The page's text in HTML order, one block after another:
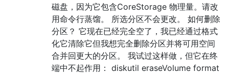
磁盘，因为它包含CoreStorage 物理量。请改
用命令行蒸馏。 所选分区不会更改。 如何删除
分区？ 它现在已经完全空了，我已经通过格式
化它清除它但我想完全删除分区并将可用空间
合并回更大的分区。 我试过这样做，但它在终
端中不起作用： diskutil eraseVolume format